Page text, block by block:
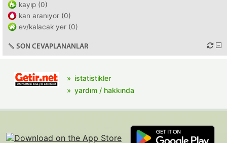
kayıp (0)
kan aranıyor (0)
ev/kalacak yer (0)
SON CEVAPLANANLAR
istatistikler
yardım / hakkında